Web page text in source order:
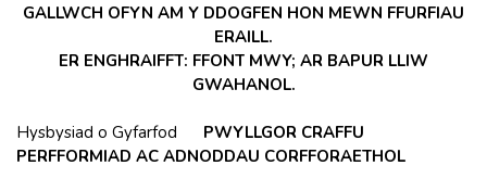
GALLWCH OFYN AM Y DDOGFEN HON MEWN FFURFIAU
ERAILL.
ER ENGHRAIFFT: FFONT MWY; AR BAPUR LLIW
GWAHANOL.
Hysbysiad o Gyfarfod
PWYLLGOR CRAFFU
PERFFORMIAD AC ADNODDAU CORFFORAETHOL